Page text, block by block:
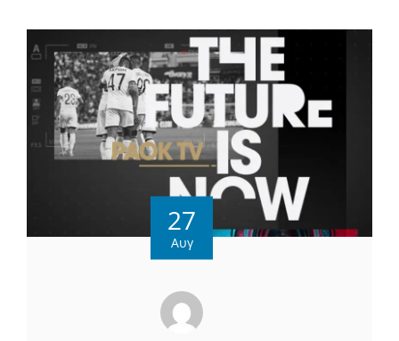
27
Αυγ